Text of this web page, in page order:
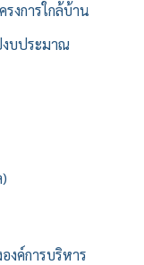
งการใกล้บ้าน
งบประมาณ
งค์การบริหาร